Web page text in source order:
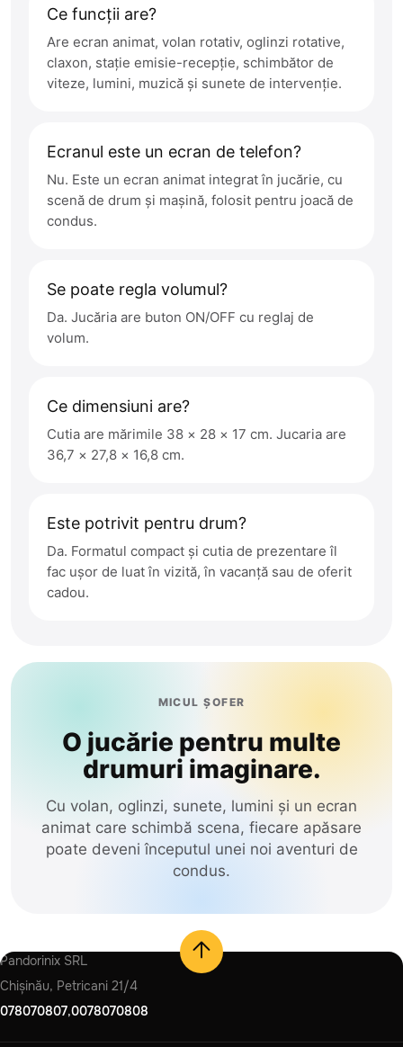
Ce funcții are?
Are ecran animat, volan rotativ, oglinzi rotative,
claxon, stație emisie-recepție, schimbător de
viteze, lumini, muzică și sunete de intervenție.
Ecranul este un ecran de telefon?
Nu. Este un ecran animat integrat în jucărie, cu
scenă de drum și mașină, folosit pentru joacă de
condus.
Se poate regla volumul?
Da. Jucăria are buton ON/OFF cu reglaj de
volum.
Ce dimensiuni are?
Cutia are mărimile 38 × 28 × 17 cm. Jucaria are
36,7 × 27,8 × 16,8 cm.
Este potrivit pentru drum?
Da. Formatul compact și cutia de prezentare îl
fac ușor de luat în vizită, în vacanță sau de oferit
cadou.
MICUL ȘOFER
O jucărie pentru multe
drumuri imaginare.
Cu volan, oglinzi, sunete, lumini și un ecran
animat care schimbă scena, fiecare apăsare
poate deveni începutul unei noi aventuri de
condus.
Pandorinix SRL
Chișinău, Petricani 21/4
078070807,0078070808